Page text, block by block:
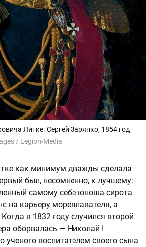
Литке. Сергей Зарянко, 1854 год
/ Legion-Media
как минимум дважды сделала
был, несомненно, к лучшему:
самому себе юноша-сирота
на карьеру мореплавателя, а
в 1832 году случился второй
оборвалась — Николай I
ученого воспитателем своего сына